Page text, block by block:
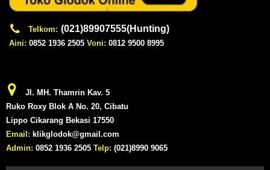
Telkom: (021)89907555(Hunting)
Aini: 0852 1936 2505 Voni: 0812 9500 8995
Jl. MH. Thamrin Kav. 5
Ruko Roxy Blok A No. 20, Cibatu
Lippo Cikarang Bekasi 17550
Email: klikglodok@gmail.com
Admin: 0852 1936 2505 Telp: (021)8990 9065